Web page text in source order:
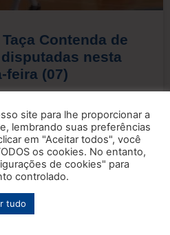
Contenda de
nesta
feira (07)
define,
MAIS »
site para lhe proporcionar a
lembrando suas preferências
em "Aceitar todos", você
os cookies. No entanto,
de cookies" para
controlado.
tudo